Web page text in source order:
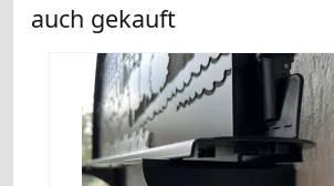
auch gekauft